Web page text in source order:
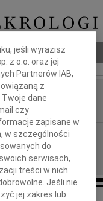
jeśli wyrazisz
z o.o. oraz jej
Partnerów IAB,
z
dane
czy
zapisane w
w szczególności
do
serwisach,
treści w nich
Jeśli nie
jej zakres lub